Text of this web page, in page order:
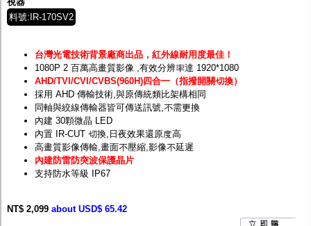
料號:IR-170SV2
台灣光電技術背景廠商出品，紅外線耐用度最佳！
1080P 2 百萬高畫質影像 ,有效分辨率達 1920*1080
AHD/TVI/CVI/CVBS(960H)四合一（指撥開關切換）
採用 AHD 傳輸技術,與原傳統類比架構相同
同軸與絞線傳輸器皆可傳送訊號,不需更換
內建 30顆微晶 LED
內置 IR-CUT 切換,日夜效果還原度高
高畫質影像傳輸,畫面不壓縮,影像不延遲
內建防雷防突波保護晶片
支持防水等級 IP67
NT$ 2,099 about USD$ 65.42